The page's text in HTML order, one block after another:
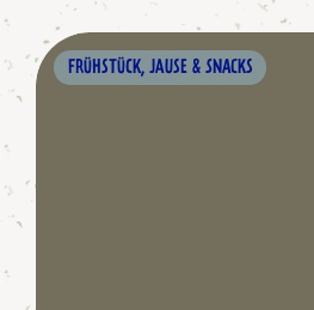
FRÜHSTÜCK, JAUSE & SNACKS